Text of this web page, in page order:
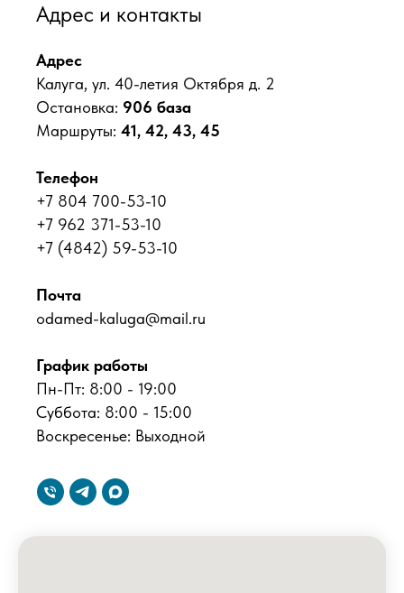
Адрес и контакты
Адрес
Калуга, ул. 40-летия Октября д. 2
Остановка: 906 база
Маршруты: 41, 42, 43, 45
Телефон
+7 804 700-53-10
+7 962 371-53-10
+7 (4842) 59-53-10
Почта
odamed-kaluga@mail.ru
График работы
Пн-Пт: 8:00 - 19:00
Суббота: 8:00 - 15:00
Воскресенье: Выходной